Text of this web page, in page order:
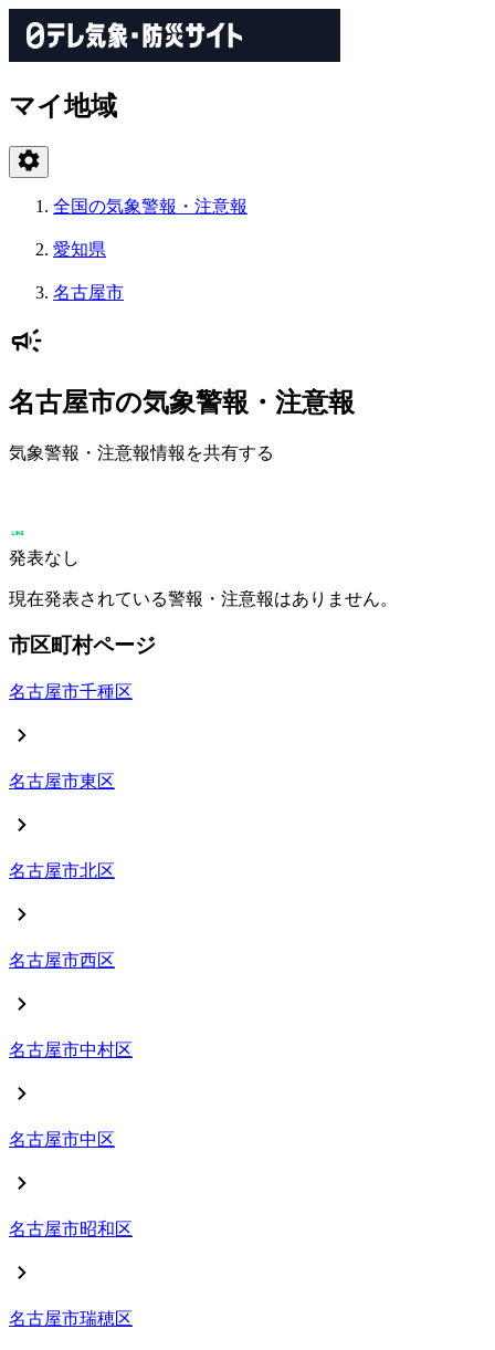
マイ地域
全国の気象警報・注意報
愛知県
名古屋市
名古屋市の気象警報・注意報
気象警報・注意報情報を共有する
発表なし
現在発表されている警報・注意報はありません。
市区町村ページ
名古屋市千種区
名古屋市東区
名古屋市北区
名古屋市西区
名古屋市中村区
名古屋市中区
名古屋市昭和区
名古屋市瑞穂区